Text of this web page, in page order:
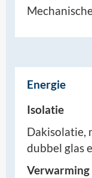
Energie
Isolatie
Dakisolatie,
dubbel glas
Verwarming